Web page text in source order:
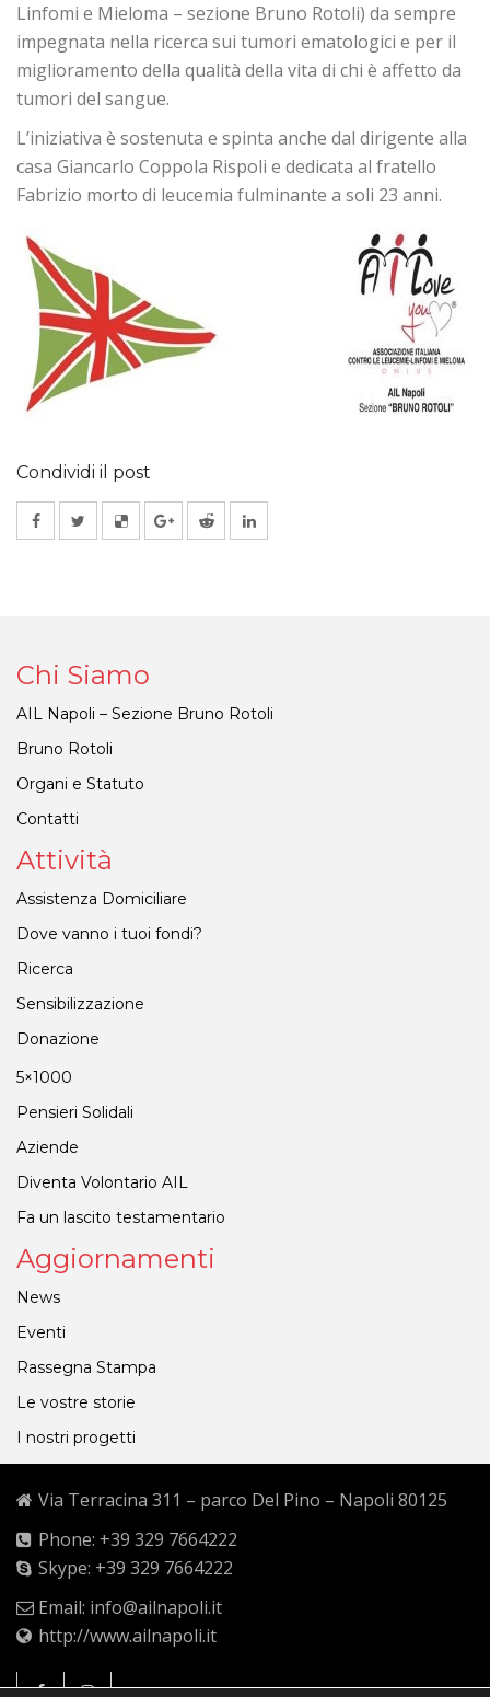
Linfomi e Mieloma – sezione Bruno Rotoli) da sempre
impegnata nella ricerca sui tumori ematologici e per il
miglioramento della qualità della vita di chi è affetto da
tumori del sangue.
L’iniziativa è sostenuta e spinta anche dal dirigente alla
casa Giancarlo Coppola Rispoli e dedicata al fratello
Fabrizio morto di leucemia fulminante a soli 23 anni.
Condividi il post
Chi Siamo
AIL Napoli – Sezione Bruno Rotoli
Bruno Rotoli
Organi e Statuto
Contatti
Attività
Assistenza Domiciliare
Dove vanno i tuoi fondi?
Ricerca
Sensibilizzazione
Donazione
5×1000
Pensieri Solidali
Aziende
Diventa Volontario AIL
Fa un lascito testamentario
Aggiornamenti
News
Eventi
Rassegna Stampa
Le vostre storie
I nostri progetti
Via Terracina 311 – parco Del Pino – Napoli 80125
Phone: +39 329 7664222
Skype: +39 329 7664222
Email: info@ailnapoli.it
http://www.ailnapoli.it